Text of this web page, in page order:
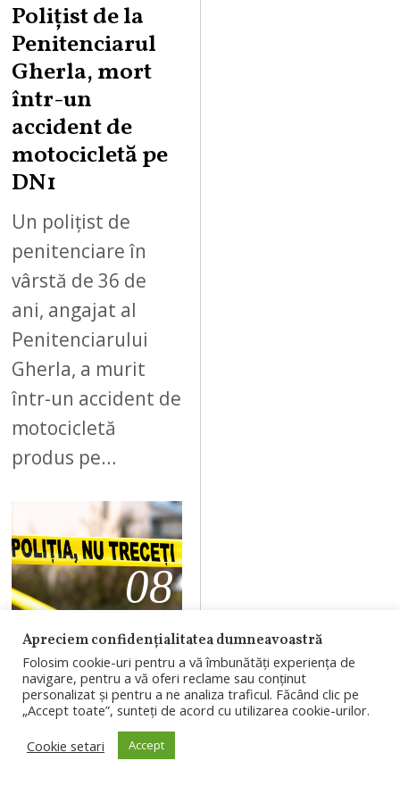
Polițist de la
Penitenciarul
Gherla, mort
într-un
accident de
motocicletă pe
DN1
Un polițist de
penitenciare în
vârstă de 36 de
ani, angajat al
Penitenciarului
Gherla, a murit
într-un accident de
motocicletă
produs pe…
08
AUGUST 5, 2026
Bărbat de 58 de
ani, găsit mort
pe strada
Apreciem confidențialitatea dumneavoastră
Folosim cookie-uri pentru a vă îmbunătăți experiența de
navigare, pentru a vă oferi reclame sau conținut
personalizat și pentru a ne analiza traficul. Făcând clic pe
„Accept toate”, sunteți de acord cu utilizarea cookie-urilor.
Cookie setari
Accept